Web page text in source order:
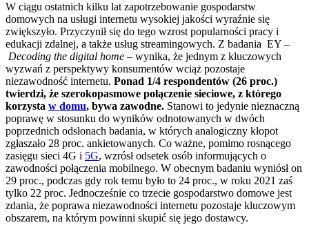
W ciągu ostatnich kilku lat zapotrzebowanie gospodarstw
domowych na usługi internetu wysokiej jakości wyraźnie się
zwiększyło. Przyczynił się do tego wzrost popularności pracy i
edukacji zdalnej, a także usług streamingowych. Z badania EY –
Decoding the digital home – wynika, że jednym z kluczowych
wyzwań z perspektywy konsumentów wciąż pozostaje
niezawodność internetu. Ponad 1/4 respondentów (26 proc.)
twierdzi, że szerokopasmowe połączenie sieciowe, z którego
korzysta w domu, bywa zawodne. Stanowi to jedynie nieznaczną
poprawę w stosunku do wyników odnotowanych w dwóch
poprzednich odsłonach badania, w których analogiczny kłopot
zgłaszało 28 proc. ankietowanych. Co ważne, pomimo rosnącego
zasięgu sieci 4G i 5G, wzrósł odsetek osób informujących o
zawodności połączenia mobilnego. W obecnym badaniu wyniósł on
29 proc., podczas gdy rok temu było to 24 proc., w roku 2021 zaś
tylko 22 proc. Jednocześnie co trzecie gospodarstwo domowe jest
zdania, że poprawa niezawodności internetu pozostaje kluczowym
obszarem, na którym powinni skupić się jego dostawcy.